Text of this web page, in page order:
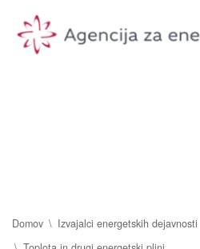
Domov
Izvajalci energetskih dejavnosti